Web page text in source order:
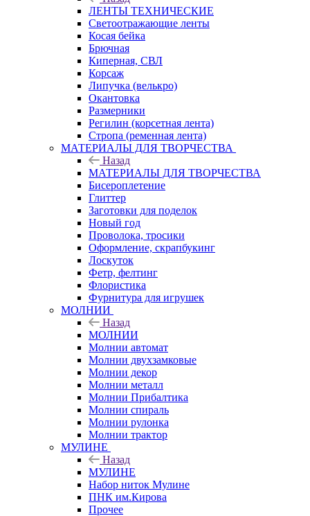
ЛЕНТЫ ТЕХНИЧЕСКИЕ
Светоотражающие ленты
Косая бейка
Брючная
Киперная, СВЛ
Корсаж
Липучка (велькро)
Окантовка
Размерники
Регилин (корсетная лента)
Стропа (ременная лента)
МАТЕРИАЛЫ ДЛЯ ТВОРЧЕСТВА
Назад
МАТЕРИАЛЫ ДЛЯ ТВОРЧЕСТВА
Бисероплетение
Глиттер
Заготовки для поделок
Новый год
Проволока, тросики
Оформление, скрапбукинг
Лоскуток
Фетр, фелтинг
Флористика
Фурнитура для игрушек
МОЛНИИ
Назад
МОЛНИИ
Молнии автомат
Молнии двухзамковые
Молнии декор
Молнии металл
Молнии Прибалтика
Молнии спираль
Молнии рулонка
Молнии трактор
МУЛИНЕ
Назад
МУЛИНЕ
Набор ниток Мулине
ПНК им.Кирова
Прочее